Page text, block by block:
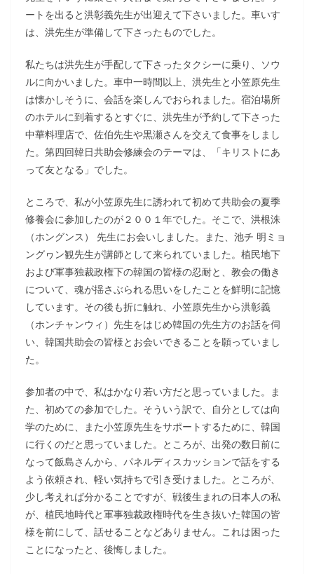
ートを出ると洪彰義先生が出迎えて下さいました。車いす
は、洪先生が準備して下さったものでした。
私たちは洪先生が手配して下さったタクシーに乗り、ソウ
ルに向かいました。車中一時間以上、洪先生と小笠原先生
は懐かしそうに、会話を楽しんでおられました。宿泊場所
のホテルに到着するとすぐに、洪先生が予約して下さった
中華料理店で、佐伯先生や黒瀬さんを交えて食事をしまし
た。第四回韓日共助会修練会のテーマは、「キリストにあ
って友となる」でした。
ところで、私が小笠原先生に誘われて初めて共助会の夏季
修養会に参加したのが２００１年でした。そこで、洪根洙
（ホングンス） 先生にお会いしました。また、池チ 明ミョ
ングヮン観先生が講師として来られていました。植民地下
および軍事独裁政権下の韓国の皆様の忍耐と、教会の働き
について、魂が揺さぶられる思いをしたことを鮮明に記憶
しています。その後も折に触れ、小笠原先生から洪彰義
（ホンチャンウィ）先生をはじめ韓国の先生方のお話を伺
い、韓国共助会の皆様とお会いできることを願っていまし
た。
参加者の中で、私はかなり若い方だと思っていました。ま
た、初めての参加でした。そういう訳で、自分としては向
学のために、また小笠原先生をサポートするために、韓国
に行くのだと思っていました。ところが、出発の数日前に
なって飯島さんから、パネルディスカッションで話をする
よう依頼され、軽い気持ちで引き受けました。ところが、
少し考えれば分かることですが、戦後生まれの日本人の私
が、植民地時代と軍事独裁政権時代を生き抜いた韓国の皆
様を前にして、話せることなどありません。これは困った
ことになったと、後悔しました。